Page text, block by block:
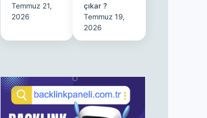
Temmuz 21,
2026
çıkar ?
Temmuz 19,
2026